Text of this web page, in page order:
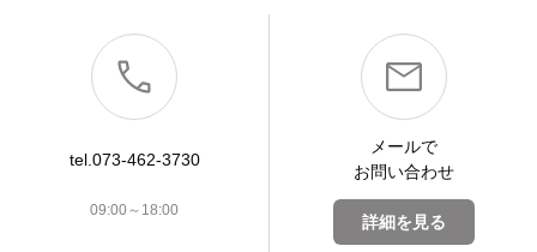
tel.073-462-3730
09:00～18:00
メールで
お問い合わせ
詳細を見る